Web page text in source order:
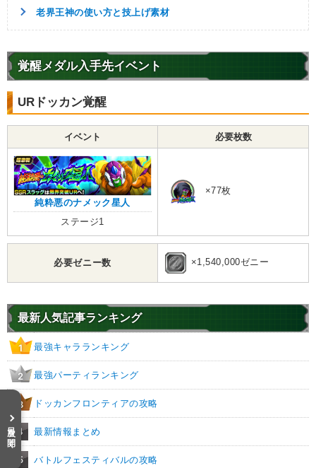
老界王神の使い方と技上げ素材
覚醒メダル入手先イベント
URドッカン覚醒
イベント 必要枚数
純粋悪のナメック星人
ステージ1
×77枚
必要ゼニー数 ×1,540,000ゼニー
最新人気記事ランキング
1 最強キャラランキング
2 最強パーティランキング
3 ドッカンフロンティアの攻略
4 最新情報まとめ
5 バトルフェスティバルの攻略
目次を開く